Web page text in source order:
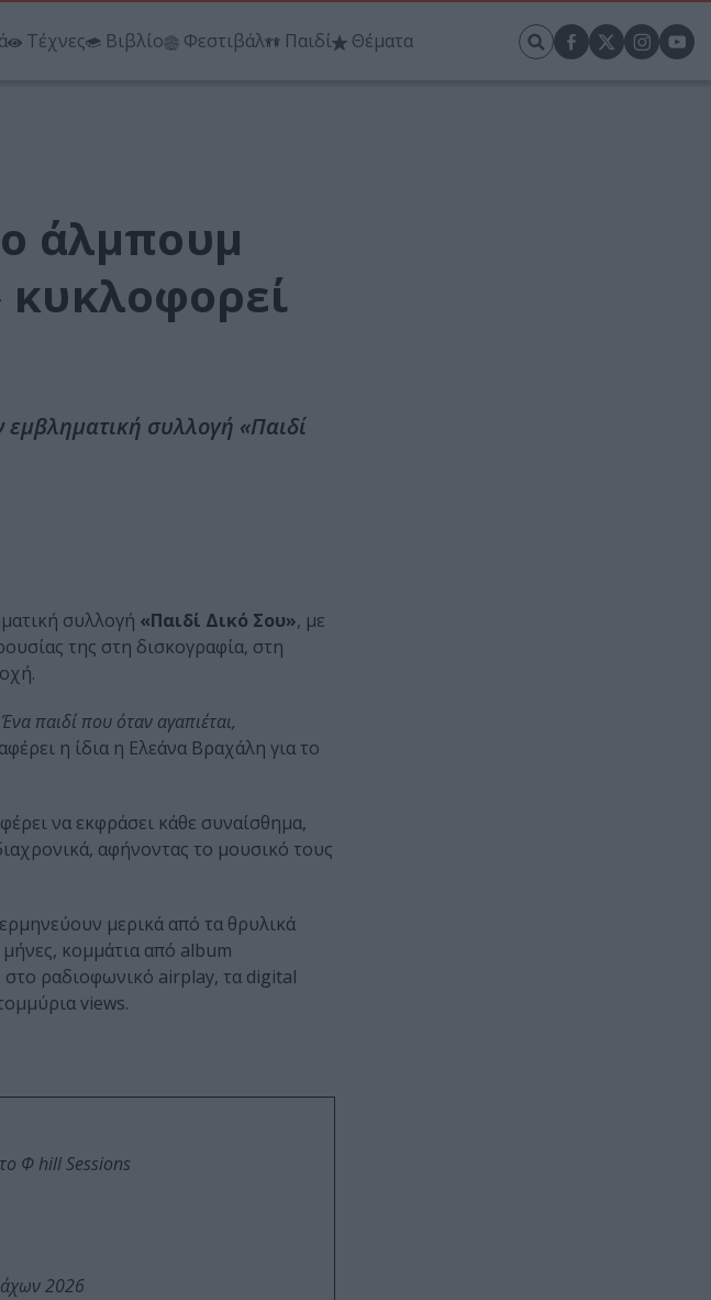
Τέχνες Βιβλίο Φεστιβάλ Παιδί Θέματα
άλμπουμ
συλλογή «Παιδί
συλλογή «Παιδί Δικό Σου», με
της στη δισκογραφία, στη
παιδί που όταν αγαπιέται,
η ίδια η Ελεάνα Βραχάλη για το
να εκφράσει κάθε συναίσθημα,
αφήνοντας το μουσικό τους
μερικά από τα θρυλικά
κομμάτια από album
στο ραδιοφωνικό airplay, τα digital
views.
Φ hill Sessions
2026